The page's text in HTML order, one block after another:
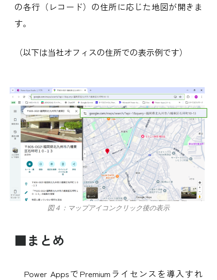
の各行（レコード）の住所に応じた地図が開きま
す。
（以下は当社オフィスの住所での表示例です）
図４：マップアイコンクリック後の表示
■まとめ
Power AppsでPremiumライセンスを導入すれ